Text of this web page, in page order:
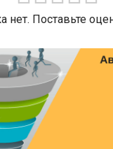
нет. Поставьте